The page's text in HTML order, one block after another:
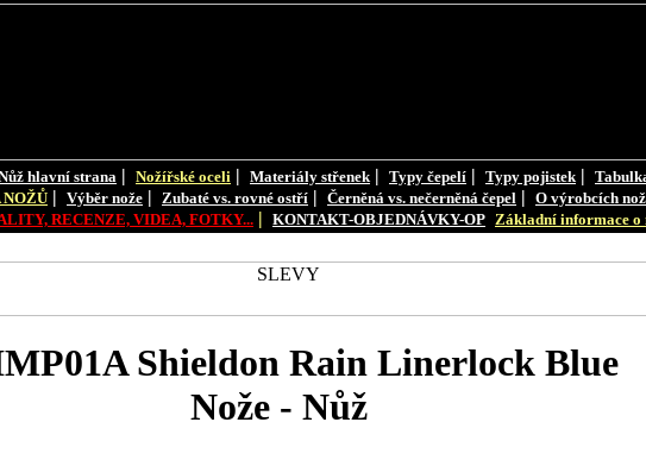
hlavní strana | Nožířské oceli | Materiály střenek | Typy čepelí | Typy pojistek |
| Výběr nože | Zubaté vs. rovné ostří | Černěná vs. nečerněná čepel | O výrobcích
RECENZE, VIDEA, FOTKY... | KONTAKT-OBJEDNÁVKY-OP Základní informace o
Shieldon Rain Linerlock Blue
Nože - Nůž